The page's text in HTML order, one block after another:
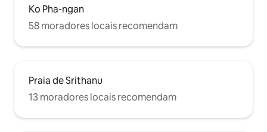
Ko Pha-ngan
58 moradores locais recomendam
Praia de Srithanu
13 moradores locais recomendam